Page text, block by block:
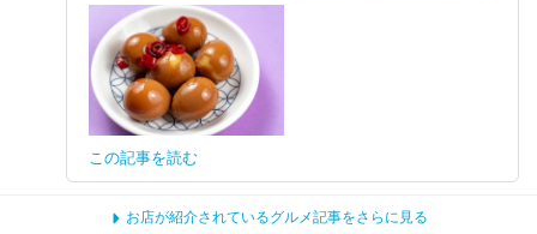
この記事を読む
お店が紹介されているグルメ記事をさらに見る